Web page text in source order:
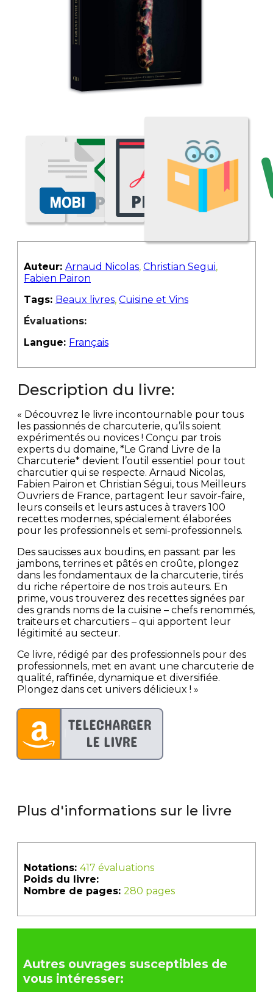
Auteur: Arnaud Nicolas, Christian Segui,
Fabien Pairon
Tags: Beaux livres, Cuisine et Vins
Évaluations:
Langue: Français
Description du livre:
« Découvrez le livre incontournable pour tous
les passionnés de charcuterie, qu’ils soient
expérimentés ou novices ! Conçu par trois
experts du domaine, *Le Grand Livre de la
Charcuterie* devient l’outil essentiel pour tout
charcutier qui se respecte. Arnaud Nicolas,
Fabien Pairon et Christian Ségui, tous Meilleurs
Ouvriers de France, partagent leur savoir-faire,
leurs conseils et leurs astuces à travers 100
recettes modernes, spécialement élaborées
pour les professionnels et semi-professionnels.
Des saucisses aux boudins, en passant par les
jambons, terrines et pâtés en croûte, plongez
dans les fondamentaux de la charcuterie, tirés
du riche répertoire de nos trois auteurs. En
prime, vous trouverez des recettes signées par
des grands noms de la cuisine – chefs renommés,
traiteurs et charcutiers – qui apportent leur
légitimité au secteur.
Ce livre, rédigé par des professionnels pour des
professionnels, met en avant une charcuterie de
qualité, raffinée, dynamique et diversifiée.
Plongez dans cet univers délicieux ! »
Plus d'informations sur le livre
Notations: 417 évaluations
Poids du livre:
Nombre de pages: 280 pages
Autres ouvrages susceptibles de
vous intéresser: